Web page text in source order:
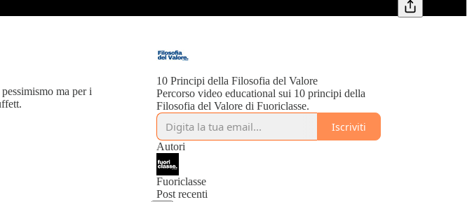
ma per i
10 Principi della Filosofia del Valore
Percorso video educational sui 10 principi della
Filosofia del Valore di Fuoriclasse.
Iscriviti
Autori
Fuoriclasse
Post recenti